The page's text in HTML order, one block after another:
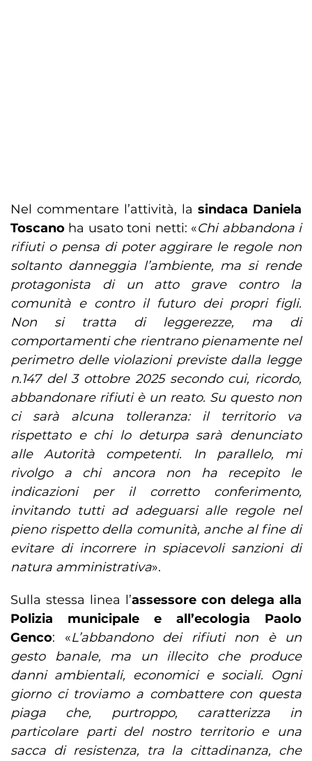
Nel commentare l’attività, la sindaca Daniela
Toscano ha usato toni netti: «Chi abbandona i
rifiuti o pensa di poter aggirare le regole non
soltanto danneggia l’ambiente, ma si rende
protagonista di un atto grave contro la
comunità e contro il futuro dei propri figli.
Non si tratta di leggerezze, ma di
comportamenti che rientrano pienamente nel
perimetro delle violazioni previste dalla legge
n.147 del 3 ottobre 2025 secondo cui, ricordo,
abbandonare rifiuti è un reato. Su questo non
ci sarà alcuna tolleranza: il territorio va
rispettato e chi lo deturpa sarà denunciato
alle Autorità competenti. In parallelo, mi
rivolgo a chi ancora non ha recepito le
indicazioni per il corretto conferimento,
invitando tutti ad adeguarsi alle regole nel
pieno rispetto della comunità, anche al fine di
evitare di incorrere in spiacevoli sanzioni di
natura amministrativa».
Sulla stessa linea l’assessore con delega alla
Polizia municipale e all’ecologia Paolo
Genco: «L’abbandono dei rifiuti non è un
gesto banale, ma un illecito che produce
danni ambientali, economici e sociali. Ogni
giorno ci troviamo a combattere con questa
piaga che, purtroppo, caratterizza in
particolare parti del nostro territorio e una
sacca di resistenza, tra la cittadinanza, che